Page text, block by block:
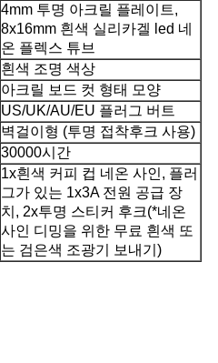
4mm 투명 아크릴 플레이트,
8x16mm 흰색 실리카겔 led 네
온 플렉스 튜브
흰색 조명 색상
아크릴 보드 컷 형태 모양
US/UK/AU/EU 플러그 버트
벽걸이형 (투명 접착후크 사용)
30000시간
1x흰색 커피 컵 네온 사인, 플러
그가 있는 1x3A 전원 공급 장
치, 2x투명 스티커 후크(*네온
사인 디밍을 위한 무료 흰색 또
는 검은색 조광기 보내기)